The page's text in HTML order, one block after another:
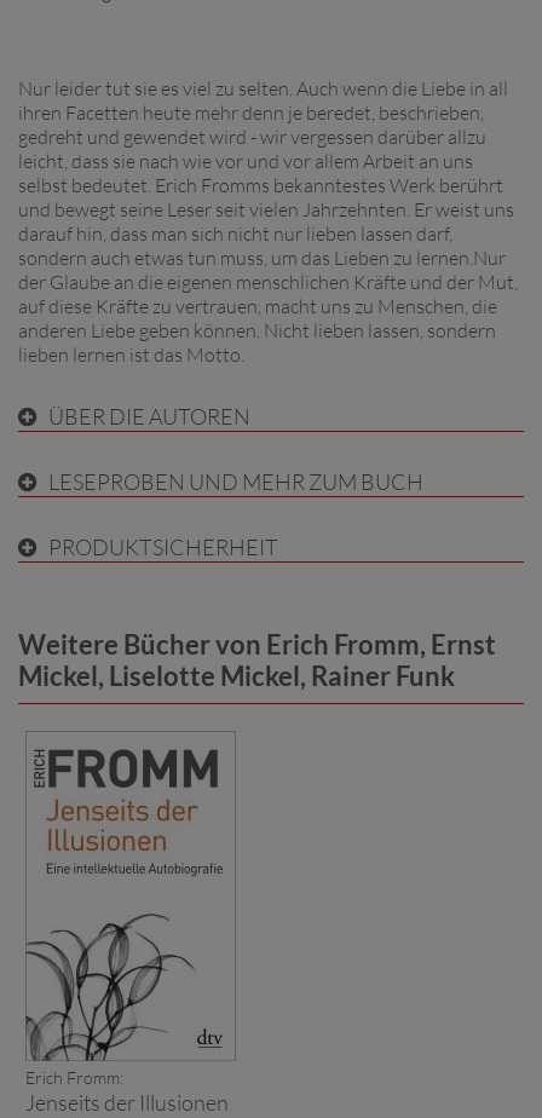
Nur leider tut sie es viel zu selten. Auch wenn die Liebe in all
ihren Facetten heute mehr denn je beredet, beschrieben,
gedreht und gewendet wird - wir vergessen darüber allzu
leicht, dass sie nach wie vor und vor allem Arbeit an uns
selbst bedeutet. Erich Fromms bekanntestes Werk berührt
und bewegt seine Leser seit vielen Jahrzehnten. Er weist uns
darauf hin, dass man sich nicht nur lieben lassen darf,
sondern auch etwas tun muss, um das Lieben zu lernen.Nur
der Glaube an die eigenen menschlichen Kräfte und der Mut,
auf diese Kräfte zu vertrauen, macht uns zu Menschen, die
anderen Liebe geben können. Nicht lieben lassen, sondern
lieben lernen ist das Motto.
ÜBER DIE AUTOREN
LESEPROBEN UND MEHR ZUM BUCH
PRODUKTSICHERHEIT
Weitere Bücher von Erich Fromm, Ernst
Mickel, Liselotte Mickel, Rainer Funk
Erich Fromm:
Jenseits der Illusionen